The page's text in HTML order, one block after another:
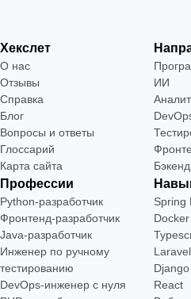
Хекслет
О нас
Отзывы
Справка
Блог
Вопросы и ответы
Глоссарий
Карта сайта
ИИ
Бэкенд
Профессии
Python-разработчик
Фронтенд-разработчик
Java-разработчик
Инженер по ручному
тестированию
DevOps-инженер с нуля
Spring
Docker
Laravel
Django
React